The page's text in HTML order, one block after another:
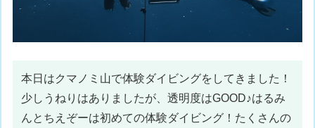
本日はクマノミ山で体験ダイビングをしてきました！
少しうねりはありましたが、透明度はGOOD♪はるみ
んとちえぞーは初めての体験ダイビング！たくさんの